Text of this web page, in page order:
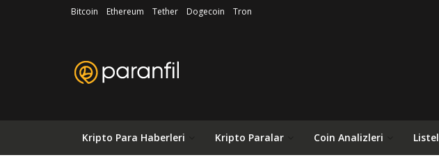
Bitcoin Ethereum Tether Dogecoin Tron
Kripto Para Haberleri Kripto Paralar Coin Analizleri